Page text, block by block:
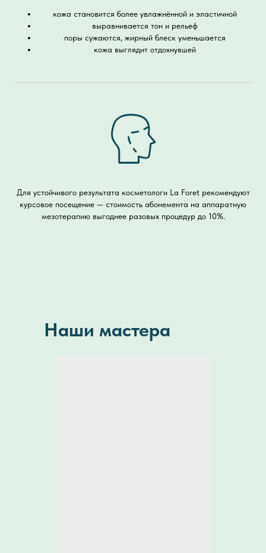
кожа становится более увлажнённой и эластичной
выравнивается тон и рельеф
поры сужаются, жирный блеск уменьшается
кожа выглядит отдохнувшей
Для устойчивого результата косметологи La Foret рекомендуют
курсовое посещение — стоимость абонемента на аппаратную
мезотерапию выгоднее разовых процедур до 10%.
Наши мастера